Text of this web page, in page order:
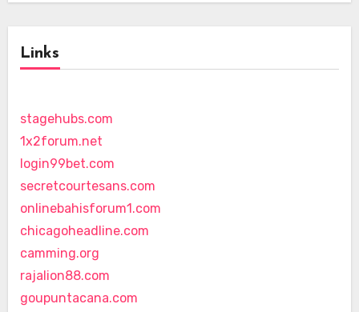
Links
stagehubs.com
1x2forum.net
login99bet.com
secretcourtesans.com
onlinebahisforum1.com
chicagoheadline.com
camming.org
rajalion88.com
goupuntacana.com